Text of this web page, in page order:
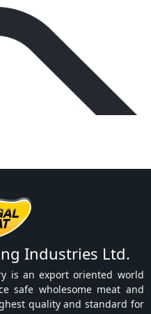
Industries Ltd.
is an export oriented world
safe wholesome meat and
quality and standard for